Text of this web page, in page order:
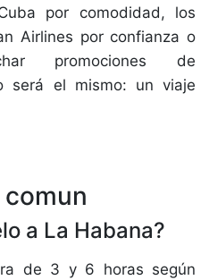
por comodidad, los
Airlines por confianza o
promociones de
será el mismo: un viaje
a La Habana?
de 3 y 6 horas según